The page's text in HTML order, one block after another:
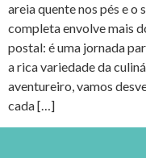
areia quente nos pés e
completa envolve mais
postal: é uma jornada
a rica variedade da
aventureiro, vamos
cada […]